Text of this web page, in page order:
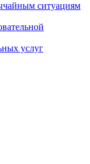
ситуациям
услуг